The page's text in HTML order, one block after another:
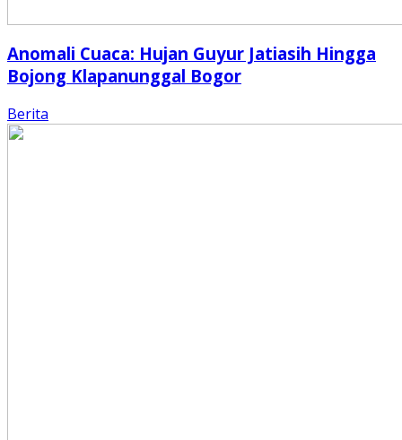
Anomali Cuaca: Hujan Guyur Jatiasih Hingga
Bojong Klapanunggal Bogor
Berita